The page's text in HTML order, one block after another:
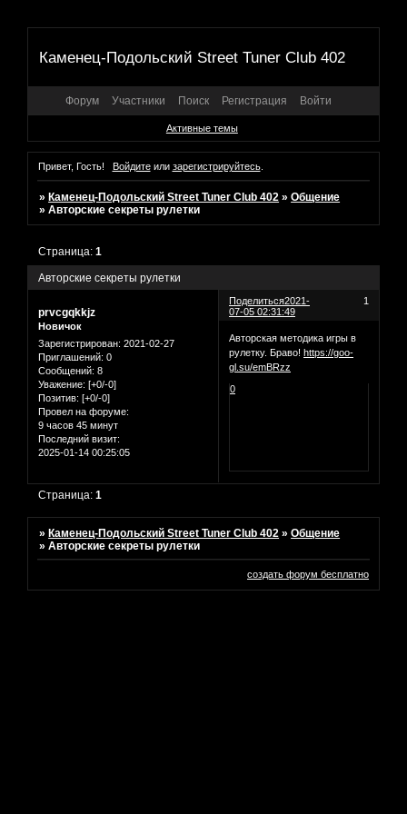
Каменец-Подольский Street Tuner Club 402
Форум Участники Поиск Регистрация Войти
Активные темы
Привет, Гость! Войдитеили зарегистрируйтесь.
»Каменец-Подольский Street Tuner Club 402 »Общение
»Авторские секреты рулетки
Авторские секреты рулетки
Страница:1
Поделиться 1
2021-
07-05 02:31:49
prvcgqkkjz
Новичок
Зарегистрирован: 2021-02-27
Приглашений: 0
Сообщений: 8
Уважение: [+0/-0]
Позитив: [+0/-0]
Провел на форуме:
9 часов 45 минут
Последний визит:
2025-01-14 00:25:05
Авторская методика игры в
рулетку. Браво! https://goo-
gl.su/emBRzz
0
Страница:1
»Каменец-Подольский Street Tuner Club 402 »Общение
»Авторские секреты рулетки
создать форум бесплатно